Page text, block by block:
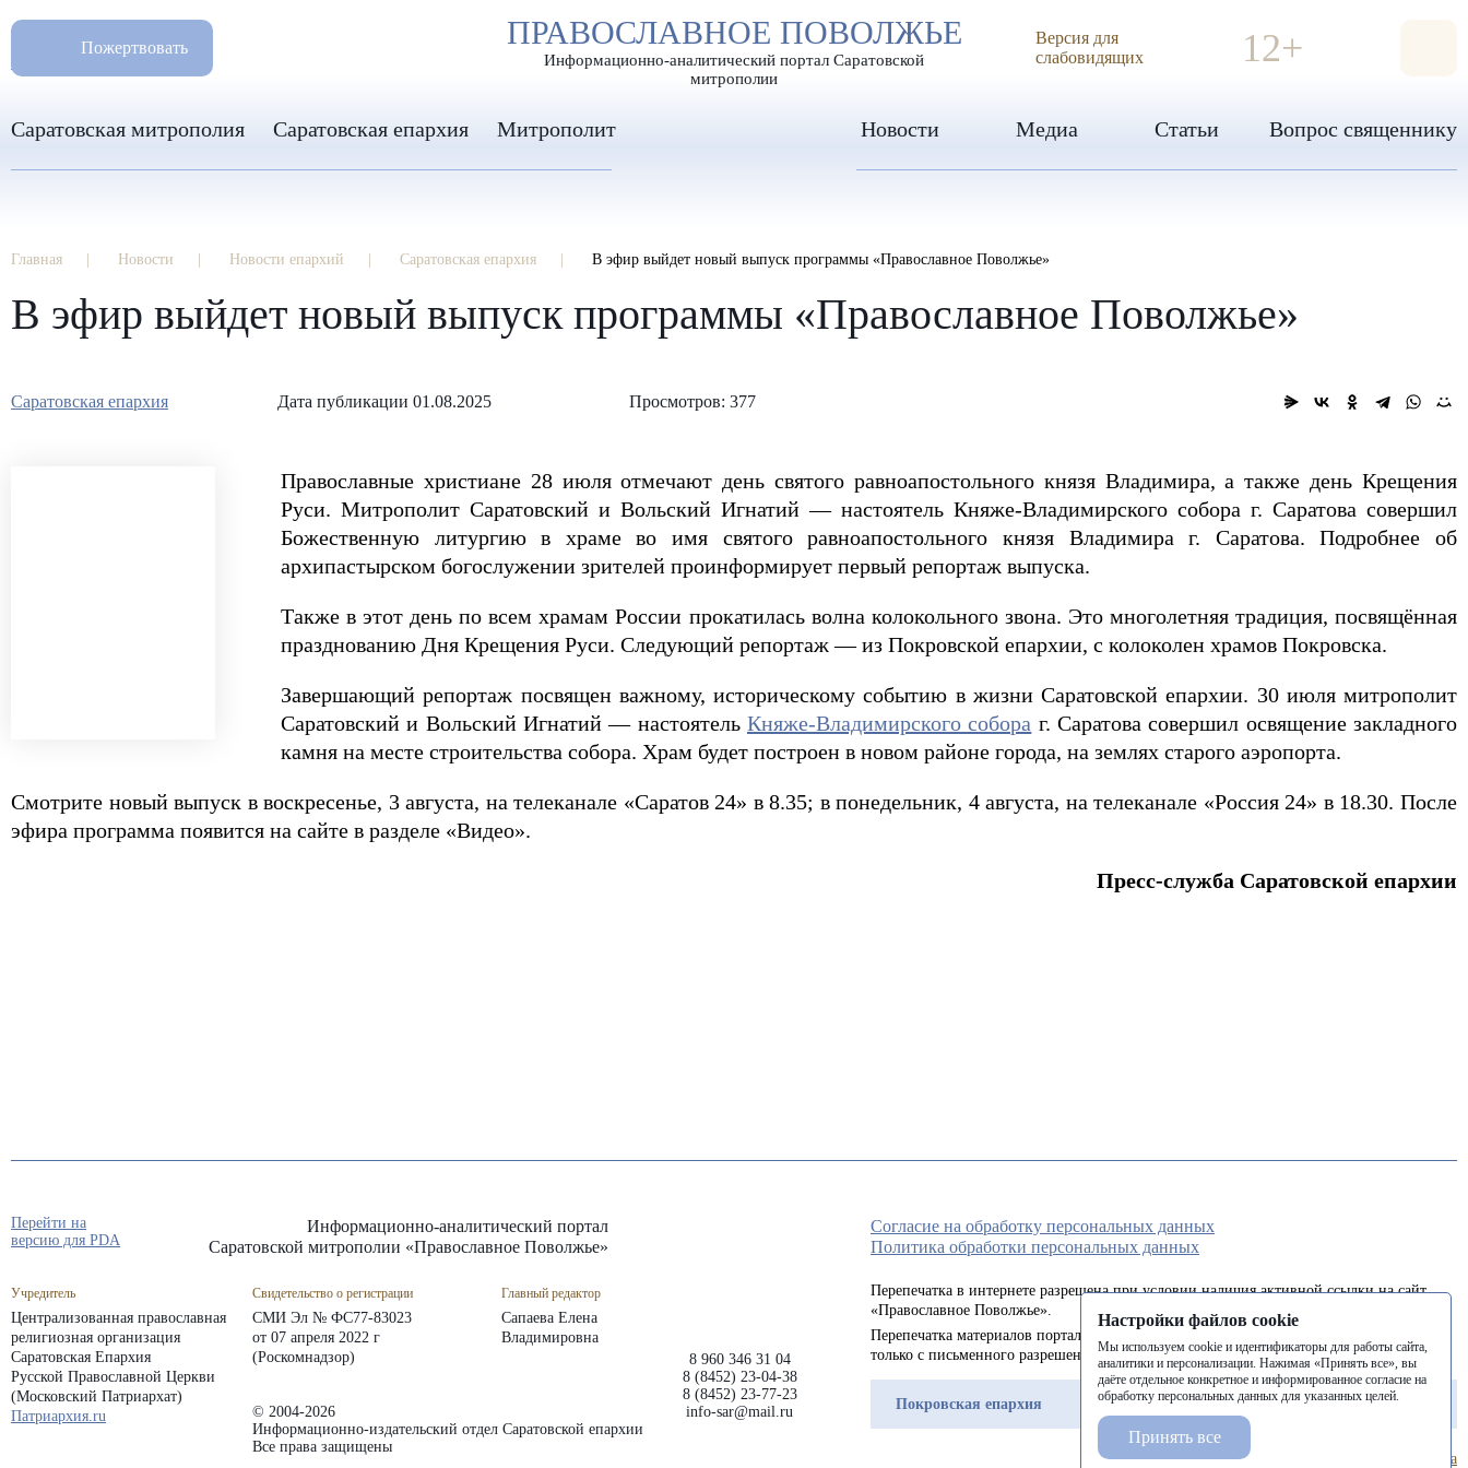
РАЗМЕР ШРИФТА А А А ИЗОБРАЖЕНИЯ
ПРАВОСЛАВНОЕ ПОВОЛЖЬЕ
Информационно-аналитический портал Саратовской
митрополии
Пожертвовать
8 960 346 31 04
info-sar@mail.ru
Версия для
слабовидящих
12+
Саратовская митрополия Саратовская епархия Митрополит Новости Медиа Статьи Вопрос священнику
Главная Новости Новости епархий Саратовская епархия В эфир выйдет новый выпуск программы «Православное Поволжье»
В эфир выйдет новый выпуск программы «Православное Поволжье»
Саратовская епархия Дата публикации 01.08.2025 Просмотров: 377
Православные христиане 28 июля отмечают день святого равноапостольного князя Владимира, а также день Крещения
Руси. Митрополит Саратовский и Вольский Игнатий — настоятель Княже-Владимирского собора г. Саратова совершил
Божественную литургию в храме во имя святого равноапостольного князя Владимира г. Саратова. Подробнее об
архипастырском богослужении зрителей проинформирует первый репортаж выпуска.
Также в этот день по всем храмам России прокатилась волна колокольного звона. Это многолетняя традиция, посвящённая
празднованию Дня Крещения Руси. Следующий репортаж — из Покровской епархии, с колоколен храмов Покровска.
Завершающий репортаж посвящен важному, историческому событию в жизни Саратовской епархии. 30 июля митрополит
Саратовский и Вольский Игнатий — настоятель Княже-Владимирского собора г. Саратова совершил освящение закладного
камня на месте строительства собора. Храм будет построен в новом районе города, на землях старого аэропорта.
Смотрите новый выпуск в воскресенье, 3 августа, на телеканале «Саратов 24» в 8.35; в понедельник, 4 августа, на телеканале «Россия 24» в 18.30. После
эфира программа появится на сайте в разделе «Видео».
Пресс-служба Саратовской епархии
8 960 346 31 04
8 (8452) 23-04-38
8 (8452) 23-77-23
info-sar@mail.ru
Информационно-аналитический портал
Саратовской митрополии «Православное Поволжье»
Учредитель
Централизованная православная
религиозная организация
Саратовская Епархия
Русской Православной Церкви
(Московский Патриархат)
Патриархия.ru
Свидетельство о регистрации
СМИ Эл № ФС77-83023
от 07 апреля 2022 г
(Роскомнадзор)
Главный редактор
Сапаева Елена
Владимировна
© 2004-2026
Информационно-издательский отдел Саратовской епархии
Все права защищены
Согласие на обработку персональных данных
Политика обработки персональных данных
Перепечатка в интернете разрешена при условии наличия активной ссылки на сайт
«Православное Поволжье».
Перепечатка материалов портала в печатных изданиях (книгах, прессе) возможна
только с письменного разрешения редакции.
Покровская епархия Балашовская епархия Балаковская епархия
Перейти на
версию для PDA
Разработка сайта
Настройки файлов cookie
Мы используем cookie и идентификаторы для работы сайта,
аналитики и персонализации. Нажимая «Принять все», вы
даёте отдельное конкретное и информированное согласие на
обработку персональных данных для указанных целей.
Принять все